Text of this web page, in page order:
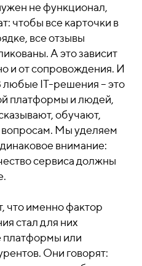
не функционал,
чтобы все карточки в
все отзывы
А это зависит
и от сопровождения. И
любые IT-решения – это
платформы и людей,
обучают,
вопросам. Мы уделяем
внимание:
сервиса должны
что именно фактор
стал для них
или
Они говорят: